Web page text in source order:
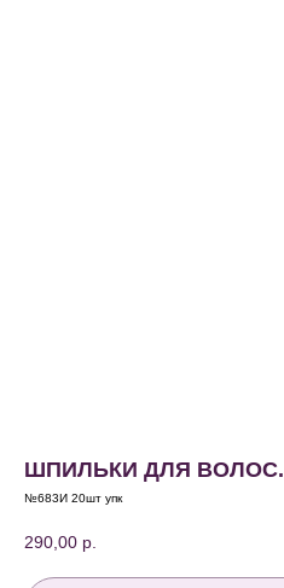
ШПИЛЬКИ ДЛЯ ВОЛОС.
№683И 20шт упк
290,00 р.